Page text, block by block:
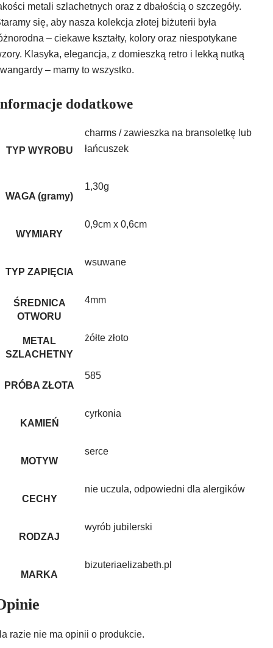
metali szlachetnych oraz z dbałością o szczegóły.
się, aby nasza kolekcja złotej biżuterii była
– ciekawe kształty, kolory oraz niespotykane
Klasyka, elegancja, z domieszką retro i lekką nutką
– mamy to wszystko.
dodatkowe
TYP WYROBU
charms / zawieszka na bransoletkę lub
łańcuszek
WAGA (gramy)
1,30g
WYMIARY
0,9cm x 0,6cm
TYP ZAPIĘCIA
wsuwane
ŚREDNICA
OTWORU
4mm
METAL
SZLACHETNY
żółte złoto
PRÓBA ZŁOTA
585
KAMIEŃ
cyrkonia
MOTYW
serce
CECHY
nie uczula, odpowiedni dla alergików
RODZAJ
wyrób jubilerski
MARKA
bizuteriaelizabeth.pl
razie nie ma opinii o produkcie.